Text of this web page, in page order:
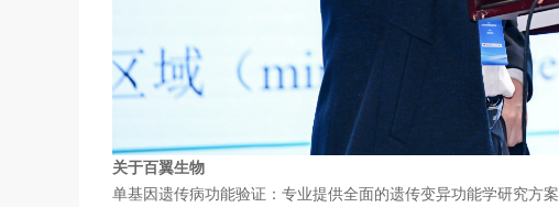
关于百翼生物
单基因遗传病功能验证：专业提供全面的遗传变异功能学研究方案